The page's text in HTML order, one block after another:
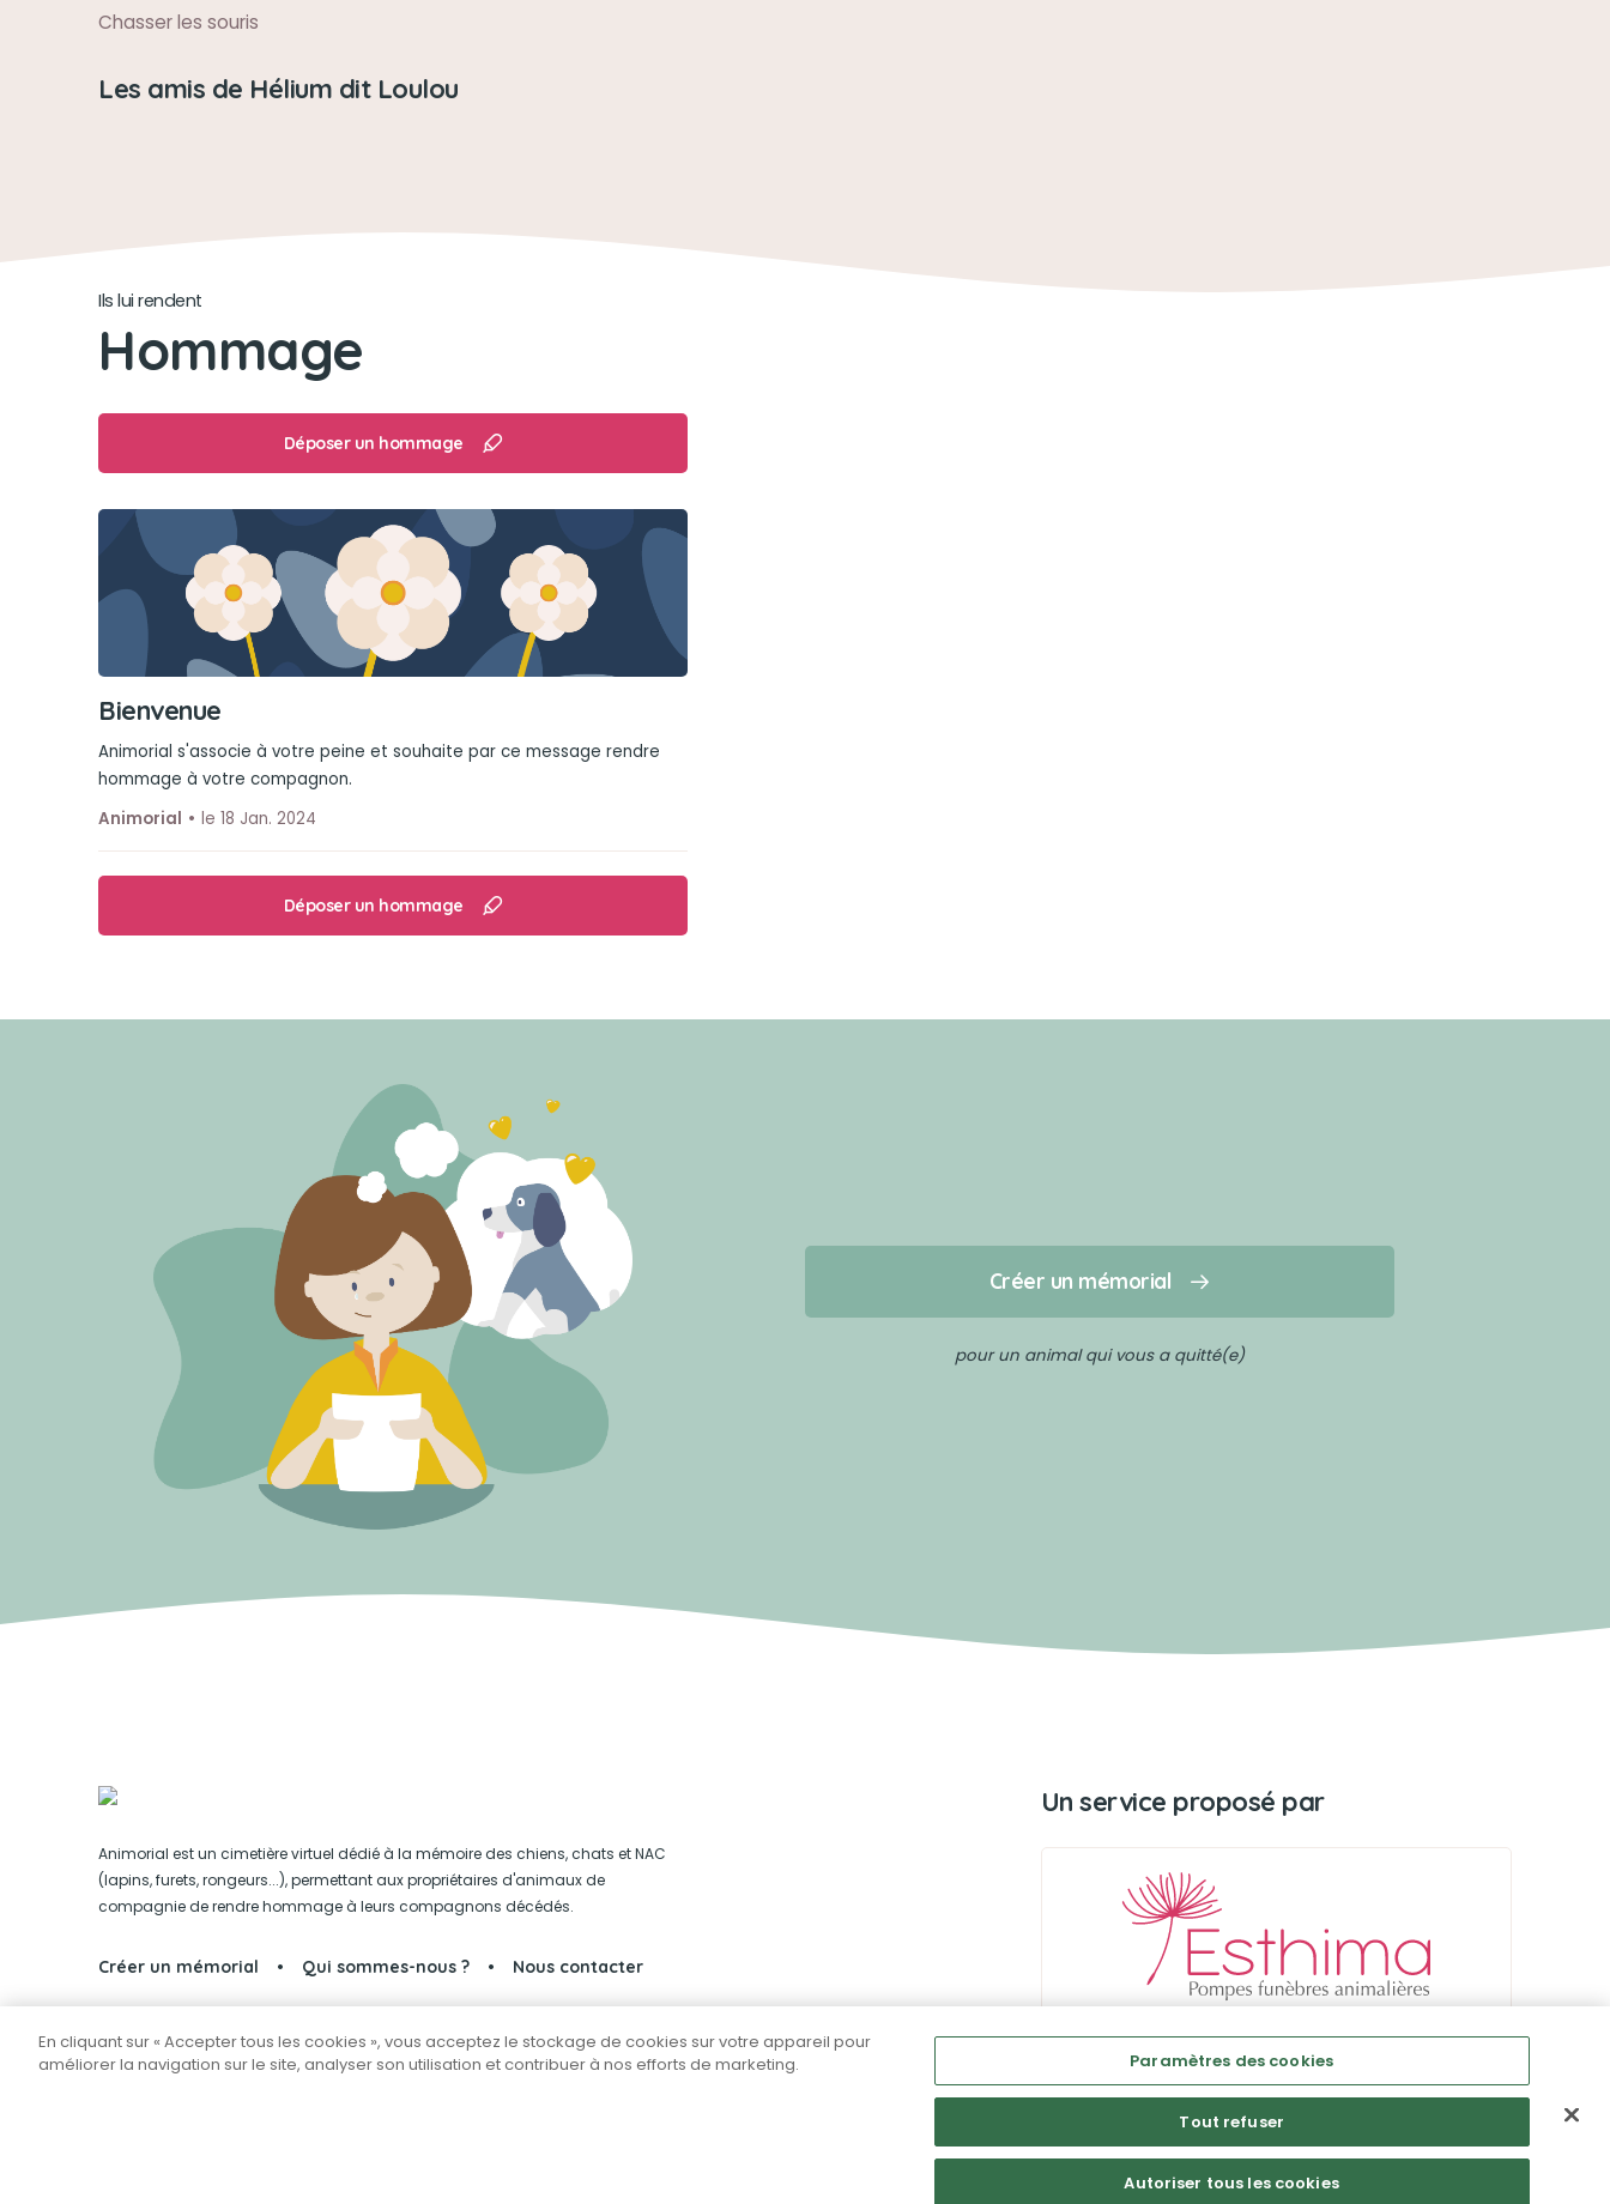
Chasser les souris
Les amis de Hélium dit Loulou
Ils lui rendent
Hommage
Déposer un hommage
Bienvenue
Animorial s'associe à votre peine et souhaite par ce message rendre
hommage à votre compagnon.
Animorial
le 18 Jan. 2024
Déposer un hommage
Créer un mémorial
pour un animal qui vous a quitté(e)
Animorial est un cimetière virtuel dédié à la mémoire des chiens, chats et NAC
(lapins, furets, rongeurs...), permettant aux propriétaires d'animaux de
compagnie de rendre hommage à leurs compagnons décédés.
Créer un mémorial Qui sommes-nous ? Nous contacter
Partager sur Facebook
Un service proposé par
En cliquant sur « Accepter tous les cookies », vous acceptez le stockage de cookies sur votre appareil pour
améliorer la navigation sur le site, analyser son utilisation et contribuer à nos efforts de marketing.
Paramètres des cookies
Tout refuser
Autoriser tous les cookies